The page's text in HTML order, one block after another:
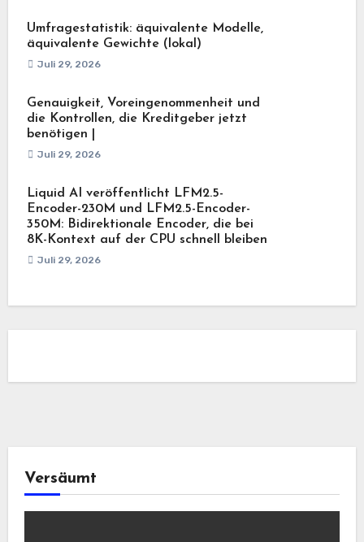
Umfragestatistik: äquivalente Modelle,
äquivalente Gewichte (lokal)
Juli 29, 2026
Genauigkeit, Voreingenommenheit und
die Kontrollen, die Kreditgeber jetzt
benötigen |
Juli 29, 2026
Liquid AI veröffentlicht LFM2.5-
Encoder-230M und LFM2.5-Encoder-
350M: Bidirektionale Encoder, die bei
8K-Kontext auf der CPU schnell bleiben
Juli 29, 2026
Versäumt